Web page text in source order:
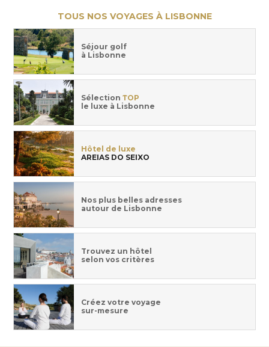
TOUS NOS VOYAGES À LISBONNE
Séjour golf
à Lisbonne
Sélection TOP
le luxe à Lisbonne
Hôtel de luxe
AREIAS DO SEIXO
Nos plus belles adresses
autour de Lisbonne
Trouvez un hôtel
selon vos critères
Créez votre voyage
sur-mesure